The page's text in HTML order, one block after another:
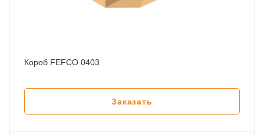
Короб FEFCO 0403
Заказать